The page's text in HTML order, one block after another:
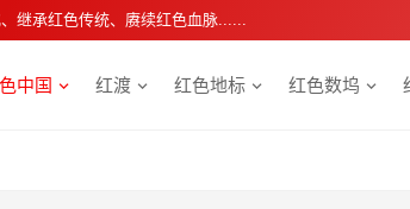
继承红色传统、赓续红色血脉......
中国 红渡 红色地标 红色数坞